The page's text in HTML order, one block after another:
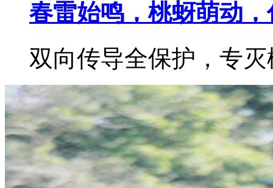
春雷始鸣，桃蚜萌动
双向传导全保护，专